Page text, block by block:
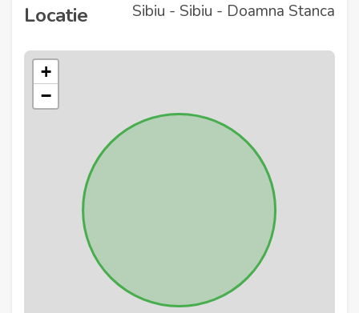
Locatie Sibiu - Sibiu - Doamna Stanca
+
−